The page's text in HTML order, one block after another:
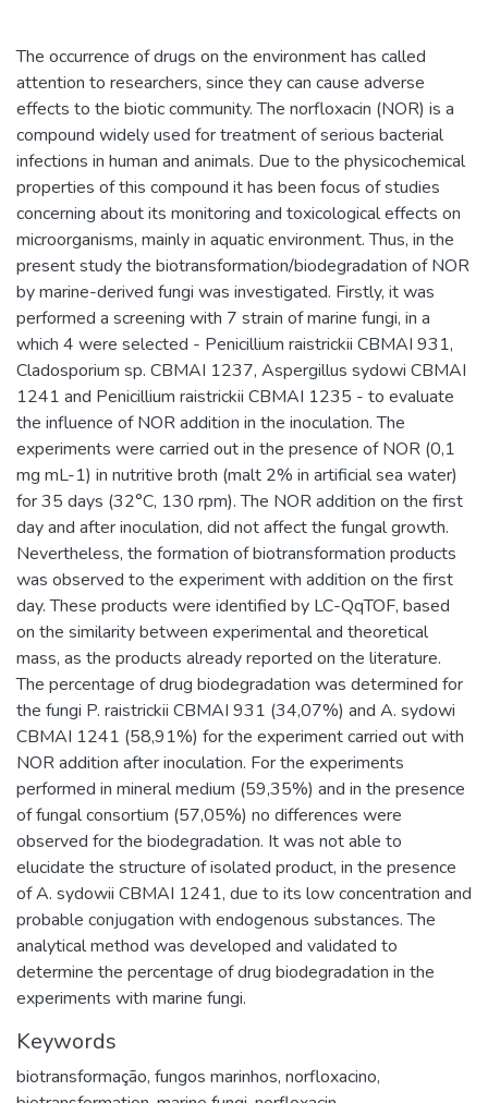
The occurrence of drugs on the environment has called
attention to researchers, since they can cause adverse
effects to the biotic community. The norfloxacin (NOR) is a
compound widely used for treatment of serious bacterial
infections in human and animals. Due to the physicochemical
properties of this compound it has been focus of studies
concerning about its monitoring and toxicological effects on
microorganisms, mainly in aquatic environment. Thus, in the
present study the biotransformation/biodegradation of NOR
by marine-derived fungi was investigated. Firstly, it was
performed a screening with 7 strain of marine fungi, in a
which 4 were selected - Penicillium raistrickii CBMAI 931,
Cladosporium sp. CBMAI 1237, Aspergillus sydowi CBMAI
1241 and Penicillium raistrickii CBMAI 1235 - to evaluate
the influence of NOR addition in the inoculation. The
experiments were carried out in the presence of NOR (0,1
mg mL-1) in nutritive broth (malt 2% in artificial sea water)
for 35 days (32°C, 130 rpm). The NOR addition on the first
day and after inoculation, did not affect the fungal growth.
Nevertheless, the formation of biotransformation products
was observed to the experiment with addition on the first
day. These products were identified by LC-QqTOF, based
on the similarity between experimental and theoretical
mass, as the products already reported on the literature.
The percentage of drug biodegradation was determined for
the fungi P. raistrickii CBMAI 931 (34,07%) and A. sydowi
CBMAI 1241 (58,91%) for the experiment carried out with
NOR addition after inoculation. For the experiments
performed in mineral medium (59,35%) and in the presence
of fungal consortium (57,05%) no differences were
observed for the biodegradation. It was not able to
elucidate the structure of isolated product, in the presence
of A. sydowii CBMAI 1241, due to its low concentration and
probable conjugation with endogenous substances. The
analytical method was developed and validated to
determine the percentage of drug biodegradation in the
experiments with marine fungi.
Keywords
biotransformação, fungos marinhos, norfloxacino,